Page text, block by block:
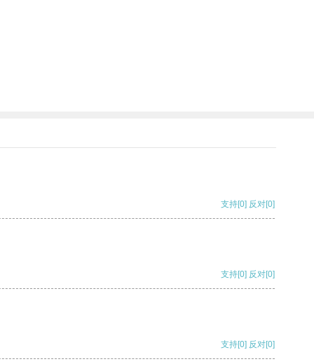
支持[0] 反对[0]
支持[0] 反对[0]
支持[0] 反对[0]